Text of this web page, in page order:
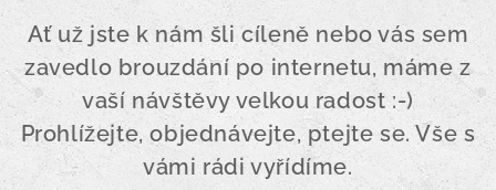
Ať už jste k nám šli cíleně nebo vás sem
zavedlo brouzdání po internetu, máme z
vaší návštěvy velkou radost :-)
Prohlížejte, objednávejte, ptejte se. Vše s
vámi rádi vyřídíme.